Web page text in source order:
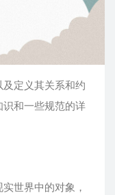
定义其关系和约
和一些规范的详
世界中的对象，